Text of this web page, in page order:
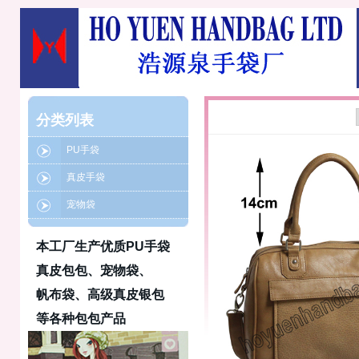
分类列表
PU手袋
真皮手袋
宠物袋
本工厂生产优质PU手袋
真皮包包、宠物袋、
帆布袋、高级真皮银包
等各种包包产品